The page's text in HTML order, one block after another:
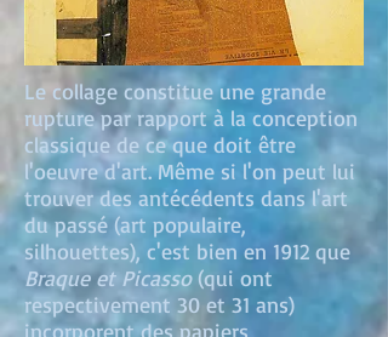
Le collage constitue une grande
rupture par rapport à la conception
classique de ce que doit être
l'oeuvre d'art.Même si l'on peut lui
trouver des antécédents dans l'art
du passé (art populaire,
silhouettes), c'est bien en 1912 que
Braque et Picasso(qui ont
respectivement 30 et 31 ans)
incorporent des papiers